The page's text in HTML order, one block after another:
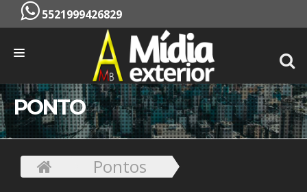
5521999426829
INÍCIO
EMPRESA
PONTOS
PONTO
Pontos